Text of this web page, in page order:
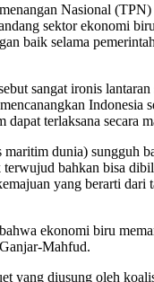
Nasional
sektor ekonomi
baik selama
sangat ironis lantaran
Indonesia
dapat terlaksana secara
dunia) sungguh
bahkan bisa
yang berarti dari
ekonomi biru
Mahfud.
yang diusung oleh